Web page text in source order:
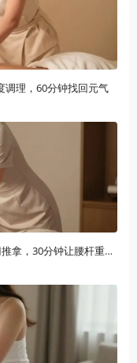
调理，60分钟找回元气
腰疼别硬扛！掌揉肾俞穴+摩耶SPA按摩上门推拿，30分钟让腰杆重获新生